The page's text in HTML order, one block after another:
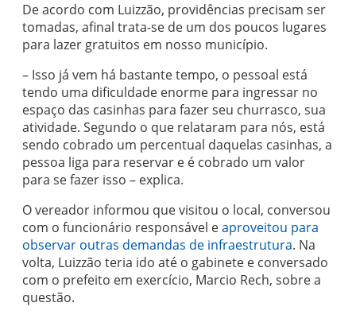
De acordo com Luizzão, providências precisam ser
tomadas, afinal trata-se de um dos poucos lugares
para lazer gratuitos em nosso município.
– Isso já vem há bastante tempo, o pessoal está
tendo uma dificuldade enorme para ingressar no
espaço das casinhas para fazer seu churrasco, sua
atividade. Segundo o que relataram para nós, está
sendo cobrado um percentual daquelas casinhas, a
pessoa liga para reservar e é cobrado um valor
para se fazer isso – explica.
O vereador informou que visitou o local, conversou
com o funcionário responsável eaproveitou para
observar outras demandas de infraestrutura. Na
volta, Luizzão teria ido até o gabinete e conversado
com o prefeito em exercício, Marcio Rech, sobre a
questão.